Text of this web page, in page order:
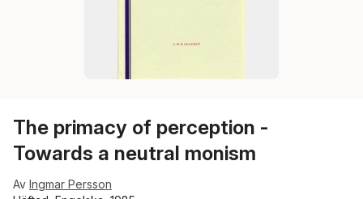
The primacy of perception -
Towards a neutral monism
Av Ingmar Persson